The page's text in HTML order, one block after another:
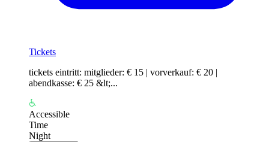
Tickets
tickets eintritt: mitglieder: € 15 | vorverkauf: € 20 |
abendkasse: € 25 &lt;...
Accessible
Time
Night